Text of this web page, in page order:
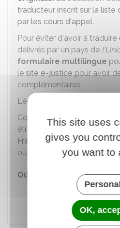
traducteur inscrit sur la liste
par les cours d'appel.
Pour éviter d'avoir à
délivrés par un pays de
formulaire multilingue
le site e-justicepour avoir
complémentaires.
Légalisation ou apostille
Certains documents établis
être
France. Renseignez-vous
ou au consulat du pays
Où s'adresser ?
Ambassade ou
This site uses
gives you
you want to
OK,